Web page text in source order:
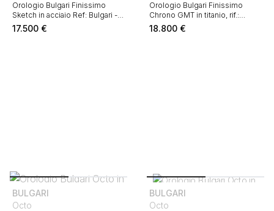
Orologio Bulgari Finissimo
Sketch in acciaio Ref: Bulgari -
BGO40SXT Edizione Limitata
Circa 2024
17.500 €
Orologio Bulgari Finissimo
Chrono GMT in titanio, rif.:
Bulgari - BGO42TXT6H6HT Circa
2022 "Octo 10th anniversary"
18.800 €
BULGARI
Octo
BULGARI
Octo